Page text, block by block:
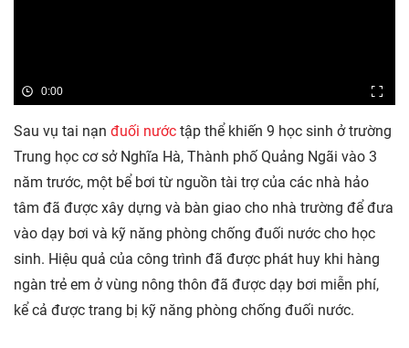
0:00
Sau vụ tai nạn đuối nước tập thể khiến 9 học sinh ở trường
Trung học cơ sở Nghĩa Hà, Thành phố Quảng Ngãi vào 3
năm trước, một bể bơi từ nguồn tài trợ của các nhà hảo
tâm đã được xây dựng và bàn giao cho nhà trường để đưa
vào dạy bơi và kỹ năng phòng chống đuối nước cho học
sinh. Hiệu quả của công trình đã được phát huy khi hàng
ngàn trẻ em ở vùng nông thôn đã được dạy bơi miễn phí,
kể cả được trang bị kỹ năng phòng chống đuối nước.